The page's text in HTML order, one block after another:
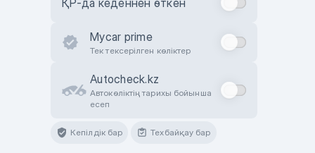
ҚР-да кеденнен өткен
Mycar prime
Тек тексерілген көліктер
Autocheck.kz
Автокөліктің тарихы бойынша
есеп
Кепілдік бар Техбайқау бар